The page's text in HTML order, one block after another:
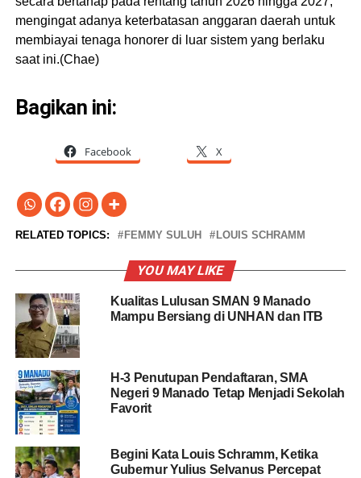
mengingat adanya keterbatasan anggaran daerah untuk
membiayai tenaga honorer di luar sistem yang berlaku
saat ini.(Chae)
Bagikan ini:
Facebook X
RELATED TOPICS: FEMMY SULUH LOUIS SCHRAMM
YOU MAY LIKE
Kualitas Lulusan SMAN 9 Manado
Mampu Bersiang di UNHAN dan ITB
H-3 Penutupan Pendaftaran, SMA
Negeri 9 Manado Tetap Menjadi Sekolah
Favorit
Begini Kata Louis Schramm, Ketika
Gubernur Yulius Selvanus Percepat